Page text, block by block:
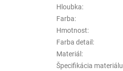
Hloubka:
Farba:
Hmotnost:
Farba detail :
Materiál :
Špecifikácia materiálu